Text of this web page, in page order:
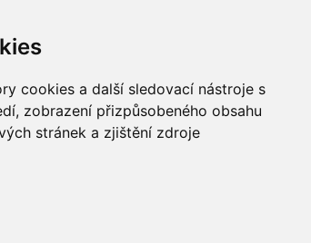
cookies a další sledovací nástroje s
zobrazení přizpůsobeného obsahu
stránek a zjištění zdroje
Technologie pro